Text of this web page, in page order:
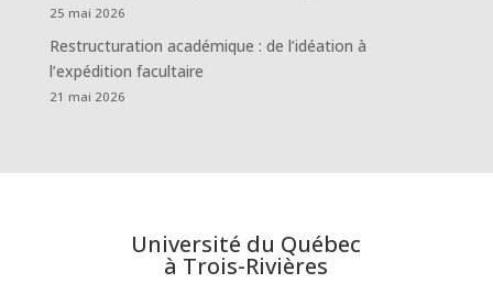
25 mai 2026
Restructuration académique : de l’idéation à
l’expédition facultaire
21 mai 2026
Université du Québec
à Trois-Rivières